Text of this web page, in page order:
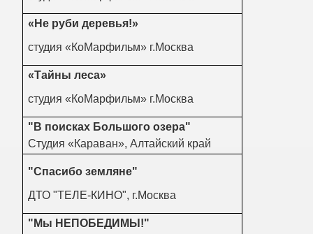
«Не руби деревья!»
студия «КоМарфильм» г.Москва
«Тайны леса»
студия «КоМарфильм» г.Москва
"В поисках Большого озера"
Студия «Караван», Алтайский край
"Спасибо земляне"
ДТО "ТЕЛЕ-КИНО", г.Москва
"Мы НЕПОБЕДИМЫ!"